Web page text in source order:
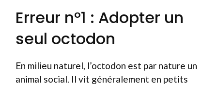
Erreur n°1 : Adopter un
seul octodon
En milieu naturel, l’octodon est par nature un
animal social. Il vit généralement en petits